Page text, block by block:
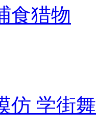
食猎物
仿 学街